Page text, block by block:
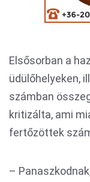
Elsősorban a
üdülőhelyeken,
számban
kritizálta, ami
fertőzöttek
–